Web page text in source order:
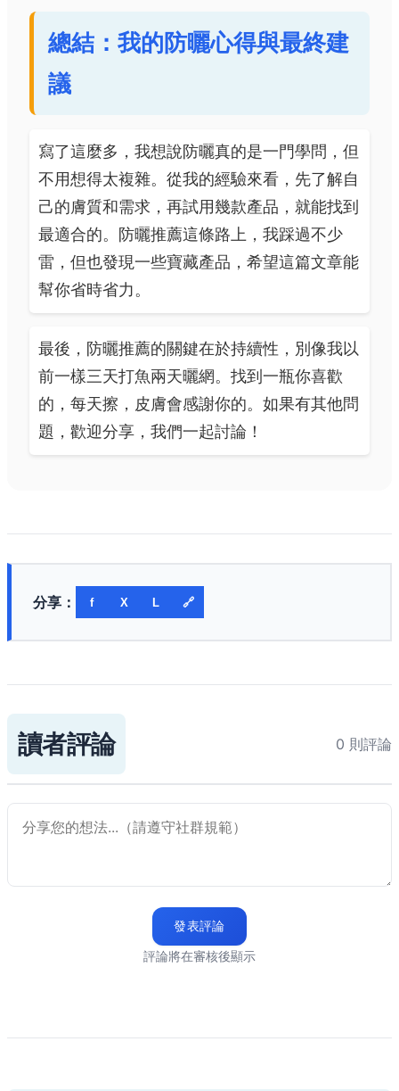
總結：我的防曬心得與最終建
議
寫了這麼多，我想說防曬真的是一門學問，但
不用想得太複雜。從我的經驗來看，先了解自
己的膚質和需求，再試用幾款產品，就能找到
最適合的。防曬推薦這條路上，我踩過不少
雷，但也發現一些寶藏產品，希望這篇文章能
幫你省時省力。
最後，防曬推薦的關鍵在於持續性，別像我以
前一樣三天打魚兩天曬網。找到一瓶你喜歡
的，每天擦，皮膚會感謝你的。如果有其他問
題，歡迎分享，我們一起討論！
分享： f X L 🔗
讀者評論 0 則評論
發表評論
評論將在審核後顯示